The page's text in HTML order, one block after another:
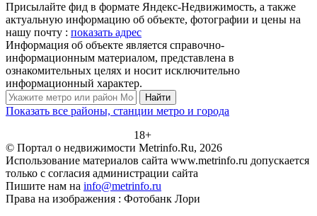
Присылайте фид в формате Яндекс-Недвижимость, а также
актуальную информацию об объекте, фотографии и цены на
нашу почту : показать адрес
Информация об объекте является справочно-
информационным материалом, представлена в
ознакомительных целях и носит исключительно
информационный характер.
Найти
Показать все районы, станции метро и города
18+
© Портал о недвижимости Metrinfo.Ru, 2026
Использование материалов сайта www.metrinfo.ru допускается
только с согласия администрации сайта
Пишите нам на info@metrinfo.ru
Права на изображения : Фотобанк Лори